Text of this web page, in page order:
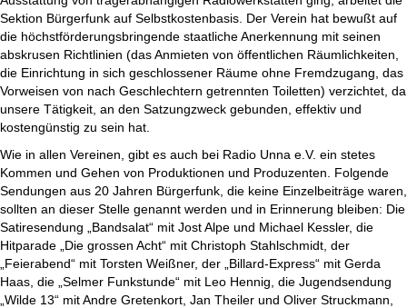
Sektion Bürgerfunk auf Selbstkostenbasis. Der Verein hat bewußt auf
die höchstförderungsbringende staatliche Anerkennung mit seinen
abskrusen Richtlinien (das Anmieten von öffentlichen Räumlichkeiten,
die Einrichtung in sich geschlossener Räume ohne Fremdzugang, das
Vorweisen von nach Geschlechtern getrennten Toiletten) verzichtet, da
unsere Tätigkeit, an den Satzungzweck gebunden, effektiv und
kostengünstig zu sein hat.
Wie in allen Vereinen, gibt es auch bei Radio Unna e.V. ein stetes
Kommen und Gehen von Produktionen und Produzenten. Folgende
Sendungen aus 20 Jahren Bürgerfunk, die keine Einzelbeiträge waren,
sollten an dieser Stelle genannt werden und in Erinnerung bleiben: Die
Satiresendung „Bandsalat“ mit Jost Alpe und Michael Kessler, die
Hitparade „Die grossen Acht“ mit Christoph Stahlschmidt, der
„Feierabend“ mit Torsten Weißner, der „Billard-Express“ mit Gerda
Haas, die „Selmer Funkstunde“ mit Leo Hennig, die Jugendsendung
„Wilde 13“ mit Andre Gretenkort, Jan Theiler und Oliver Struckmann,